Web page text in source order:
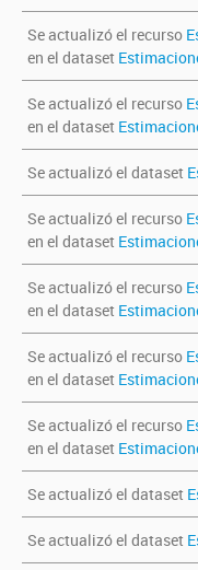
Se actualizó el recurso
en el dataset
Se actualizó el recurso
en el dataset
Se actualizó el dataset
Se actualizó el recurso
en el dataset
Se actualizó el recurso
en el dataset
Se actualizó el recurso
en el dataset
Se actualizó el recurso
en el dataset
Se actualizó el dataset
Se actualizó el dataset